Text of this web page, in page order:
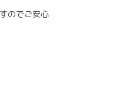
のでご安心